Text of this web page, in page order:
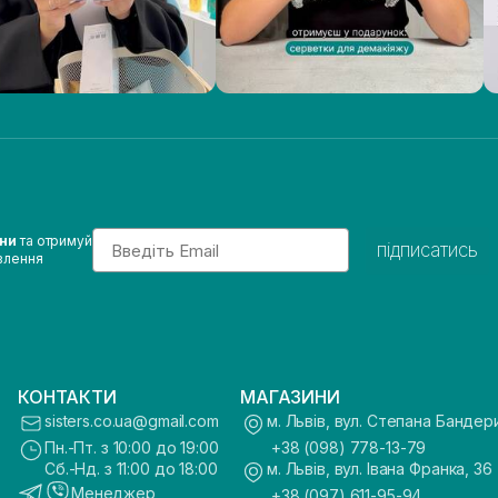
та отримуйEmail
підписатись
КОНТАКТИ
sisters.co.ua@gmail.com
Пн.-Пт. з 10:00 до 19:00
Сб.-Нд. з 11:00 до 18:00
Менеджер
МАГАЗИНИ
м. Львів, вул. Степана
+38 (098) 778-13-79
м. Львів, вул. Івана Франка, 36